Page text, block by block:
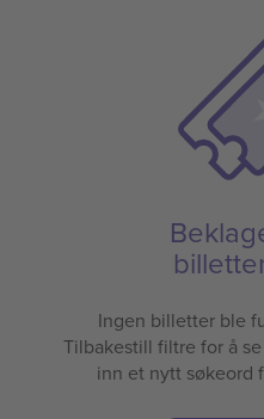
Ingen billetter ble
Tilbakestill filtre for å
inn et nytt søkeord